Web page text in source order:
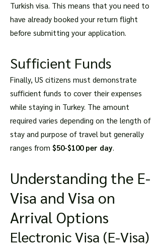
Turkish visa. This means that you need to
have already booked your return flight
before submitting your application.
Sufficient Funds
Finally, US citizens must demonstrate
sufficient funds to cover their expenses
while staying in Turkey. The amount
required varies depending on the length of
stay and purpose of travel but generally
ranges from $50-$100 per day.
Understanding the E-
Visa and Visa on
Arrival Options
Electronic Visa (E-Visa)